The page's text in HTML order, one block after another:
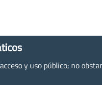
y uso público; no